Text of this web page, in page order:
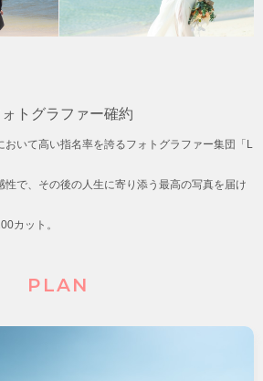
ォトグラファー確約
おいて高い指名率を誇るフォトグラファー集団「L
性で、その後の人生に寄り添う最高の写真を届け
カット。
PLAN